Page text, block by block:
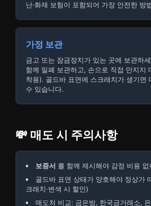
난·화재 보험이 포함되어 가장 안전한 방
가정 보관
금고 또는 잠금장치가 있는 곳에 보관하
함께 밀폐 보관하고, 손으로 직접 만지지
착용). 골드바 표면에 스크래치가 생기면
수 있습니다.
💸 매도 시 주의사항
보증서 를 함께 제시해야 감정 비용 없
골드바 표면 상태가 양호해야 정상가
크래치·변색 시 할인)
매도처 비교: 금은방, 한국금거래소,